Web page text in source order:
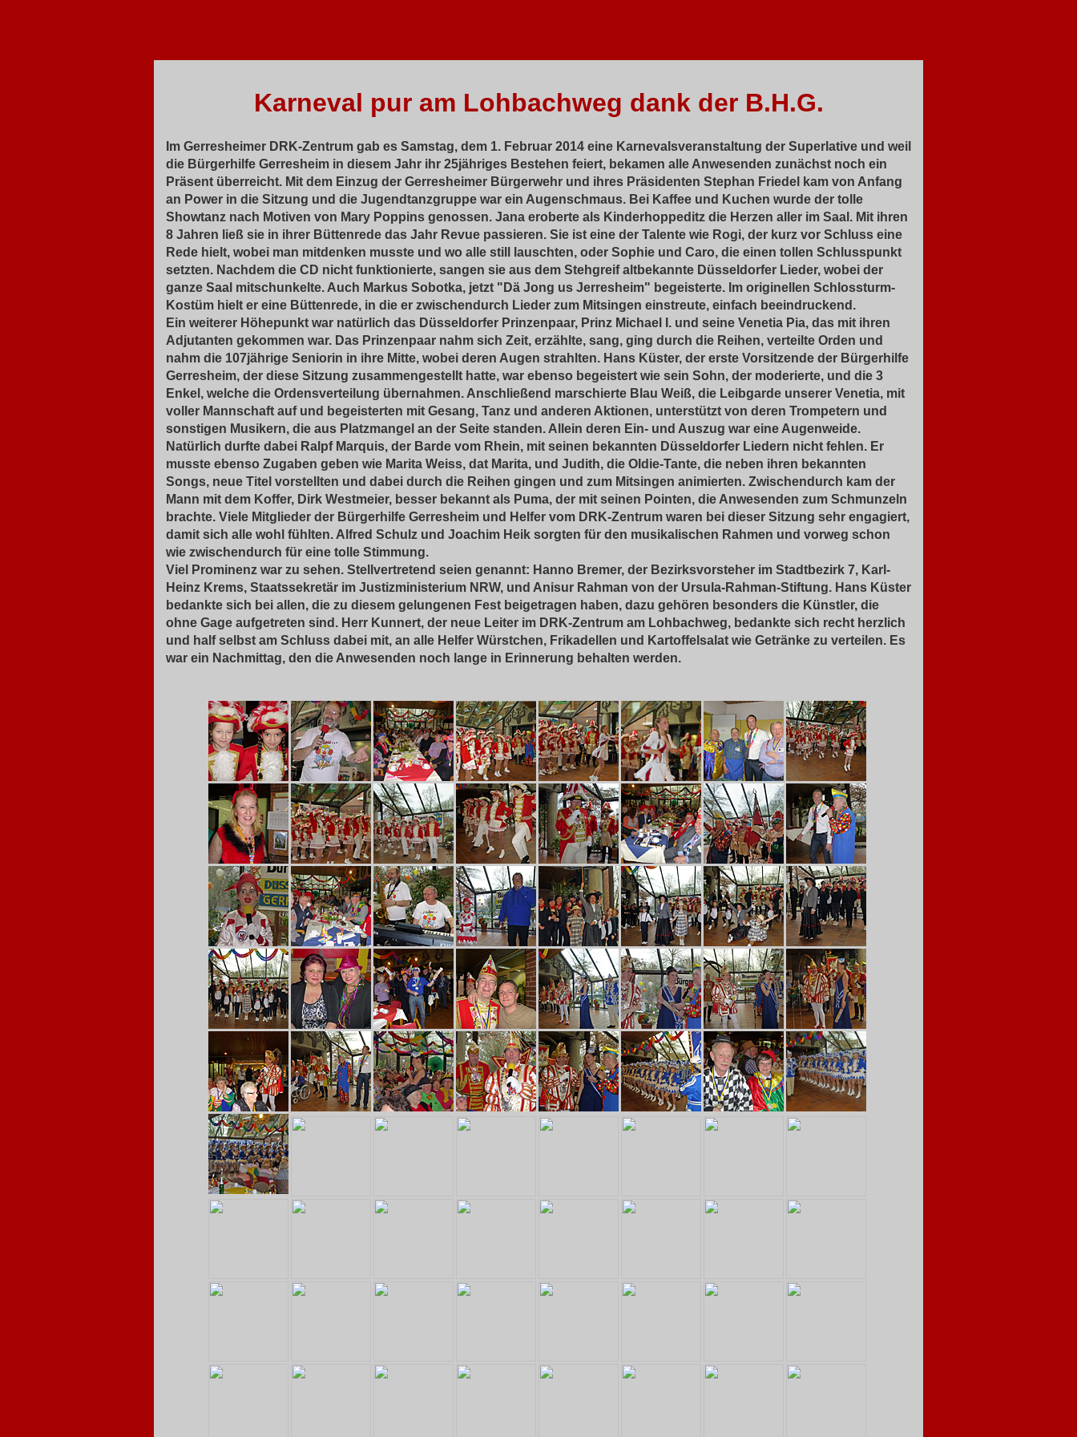
Karneval pur am Lohbachweg dank der B.H.G.
Im Gerresheimer DRK-Zentrum gab es Samstag, dem 1. Februar 2014 eine Karnevalsveranstaltung der Superlative und weil
die Bürgerhilfe Gerresheim in diesem Jahr ihr 25jähriges Bestehen feiert, bekamen alle Anwesenden zunächst noch ein
Präsent überreicht. Mit dem Einzug der Gerresheimer Bürgerwehr und ihres Präsidenten Stephan Friedel kam von Anfang
an Power in die Sitzung und die Jugendtanzgruppe war ein Augenschmaus. Bei Kaffee und Kuchen wurde der tolle
Showtanz nach Motiven von Mary Poppins genossen. Jana eroberte als Kinderhoppeditz die Herzen aller im Saal. Mit ihren
8 Jahren ließ sie in ihrer Büttenrede das Jahr Revue passieren. Sie ist eine der Talente wie Rogi, der kurz vor Schluss eine
Rede hielt, wobei man mitdenken musste und wo alle still lauschten, oder Sophie und Caro, die einen tollen Schlusspunkt
setzten. Nachdem die CD nicht funktionierte, sangen sie aus dem Stehgreif altbekannte Düsseldorfer Lieder, wobei der
ganze Saal mitschunkelte. Auch Markus Sobotka, jetzt "Dä Jong us Jerresheim" begeisterte. Im originellen Schlossturm-
Kostüm hielt er eine Büttenrede, in die er zwischendurch Lieder zum Mitsingen einstreute, einfach beeindruckend.
Ein weiterer Höhepunkt war natürlich das Düsseldorfer Prinzenpaar, Prinz Michael I. und seine Venetia Pia, das mit ihren
Adjutanten gekommen war. Das Prinzenpaar nahm sich Zeit, erzählte, sang, ging durch die Reihen, verteilte Orden und
nahm die 107jährige Seniorin in ihre Mitte, wobei deren Augen strahlten. Hans Küster, der erste Vorsitzende der Bürgerhilfe
Gerresheim, der diese Sitzung zusammengestellt hatte, war ebenso begeistert wie sein Sohn, der moderierte, und die 3
Enkel, welche die Ordensverteilung übernahmen. Anschließend marschierte Blau Weiß, die Leibgarde unserer Venetia, mit
voller Mannschaft auf und begeisterten mit Gesang, Tanz und anderen Aktionen, unterstützt von deren Trompetern und
sonstigen Musikern, die aus Platzmangel an der Seite standen. Allein deren Ein- und Auszug war eine Augenweide.
Natürlich durfte dabei Ralpf Marquis, der Barde vom Rhein, mit seinen bekannten Düsseldorfer Liedern nicht fehlen. Er
musste ebenso Zugaben geben wie Marita Weiss, dat Marita, und Judith, die Oldie-Tante, die neben ihren bekannten
Songs, neue Titel vorstellten und dabei durch die Reihen gingen und zum Mitsingen animierten. Zwischendurch kam der
Mann mit dem Koffer, Dirk Westmeier, besser bekannt als Puma, der mit seinen Pointen, die Anwesenden zum Schmunzeln
brachte. Viele Mitglieder der Bürgerhilfe Gerresheim und Helfer vom DRK-Zentrum waren bei dieser Sitzung sehr engagiert,
damit sich alle wohl fühlten. Alfred Schulz und Joachim Heik sorgten für den musikalischen Rahmen und vorweg schon
wie zwischendurch für eine tolle Stimmung.
Viel Prominenz war zu sehen. Stellvertretend seien genannt: Hanno Bremer, der Bezirksvorsteher im Stadtbezirk 7, Karl-
Heinz Krems, Staatssekretär im Justizministerium NRW, und Anisur Rahman von der Ursula-Rahman-Stiftung. Hans Küster
bedankte sich bei allen, die zu diesem gelungenen Fest beigetragen haben, dazu gehören besonders die Künstler, die
ohne Gage aufgetreten sind. Herr Kunnert, der neue Leiter im DRK-Zentrum am Lohbachweg, bedankte sich recht herzlich
und half selbst am Schluss dabei mit, an alle Helfer Würstchen, Frikadellen und Kartoffelsalat wie Getränke zu verteilen. Es
war ein Nachmittag, den die Anwesenden noch lange in Erinnerung behalten werden.